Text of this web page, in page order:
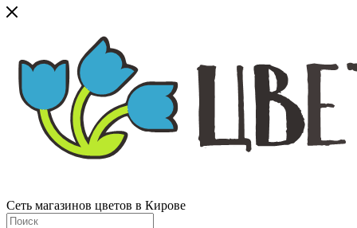
Сеть магазинов цветов в Кирове